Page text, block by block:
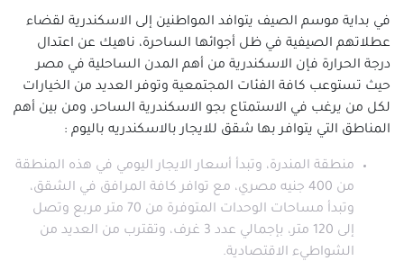
شقق للإيجار في ميامي
شقق للإيجار في مينا البصل
في بداية موسم الصيف يتوافد المواطنين إلى الاسكندرية لقضاء
عطلاتهم الصيفية في ظل أجوائها الساحرة، ناهيك عن اعتدال
درجة الحرارة فإن الاسكندرية من أهم المدن الساحلية في مصر
حيث تستوعب كافة الفئات المجتمعية وتوفر العديد من الخيارات
لكل من يرغب في الاستمتاع بجو الاسكندرية الساحر، ومن بين أهم
المناطق التي يتوافر بها شقق للايجار بالاسكندريه باليوم :
منطقة المندرة، وتبدأ أسعار الايجار اليومي في هذه المنطقة
من 400 جنيه مصري، مع توافر كافة المرافق في الشقق،
وتبدأ مساحات الوحدات المتوفرة من 70 متر مربع وتصل
إلى 120 متر، بإجمالي عدد 3 غرف، وتقترب من العديد من
الشواطيء الاقتصادية.